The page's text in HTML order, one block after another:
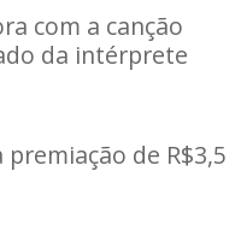
com a canção
da intérprete
de R$3,5